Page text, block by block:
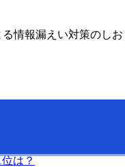
情報漏えい対策のしお
は？